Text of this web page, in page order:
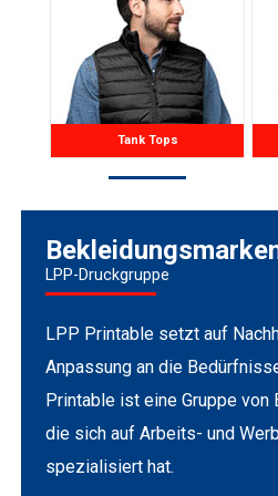
Tank Tops
LPP-Druckgruppe
LPP Printable setzt auf
Anpassung an die
Printable ist eine Gruppe von
die sich auf Arbeits- und
spezialisiert hat.